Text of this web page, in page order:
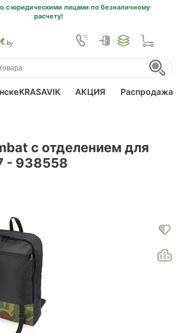
с юридическими лицами по безналичному
расчету!
KRASAVIK АКЦИЯ Распродажа
с отделением для
- 938558